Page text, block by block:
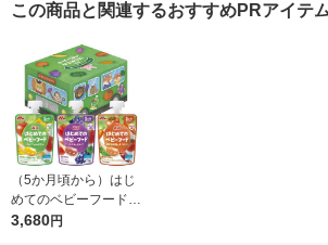
この商品と関連するおすすめPRアイテ
（5か月頃から）はじ
めてのベビーフード
3種アソート（18袋セ
3,680円